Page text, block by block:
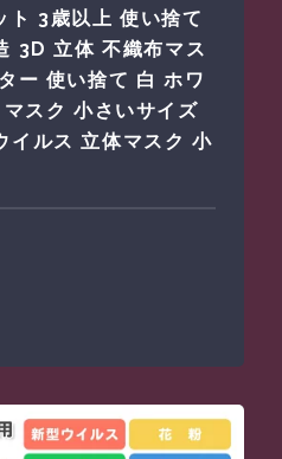
ト 3歳以上 使い捨て
3D 立体 不織布マス
ー 使い捨て 白 ホワ
スク 小さいサイズ
イルス 立体マスク 小